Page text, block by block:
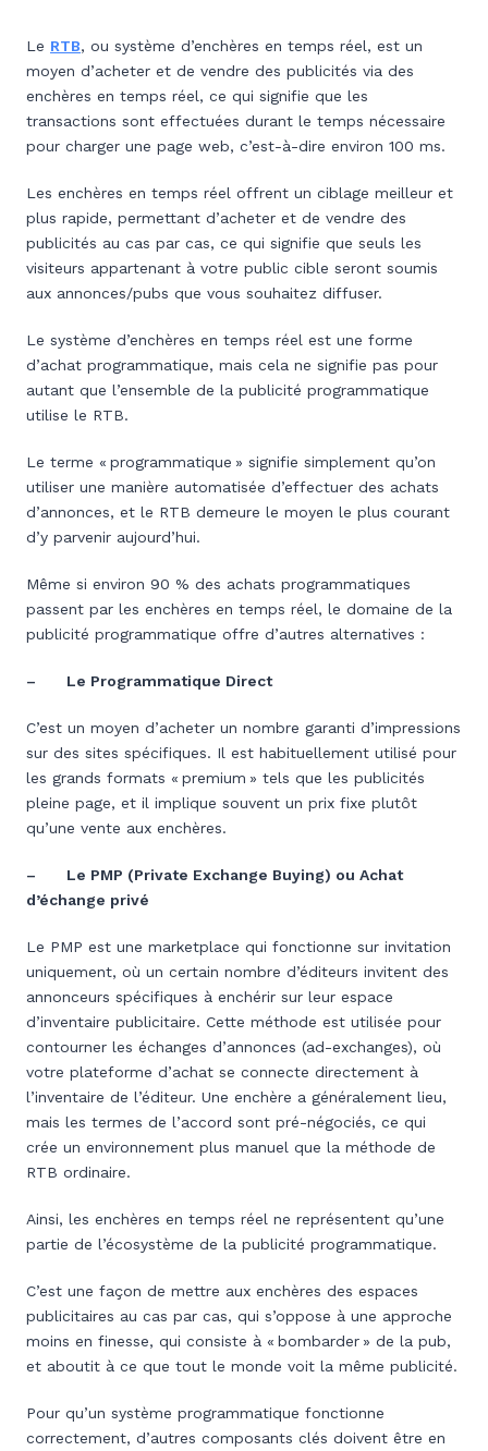
Le RTB, ou système d’enchères en temps réel, est un
moyen d’acheter et de vendre des publicités via des
enchères en temps réel, ce qui signifie que les
transactions sont effectuées durant le temps nécessaire
pour charger une page web, c’est-à-dire environ 100 ms.
Les enchères en temps réel offrent un ciblage meilleur et
plus rapide, permettant d’acheter et de vendre des
publicités au cas par cas, ce qui signifie que seuls les
visiteurs appartenant à votre public cible seront soumis
aux annonces/pubs que vous souhaitez diffuser.
Le système d’enchères en temps réel est une forme
d’achat programmatique, mais cela ne signifie pas pour
autant que l’ensemble de la publicité programmatique
utilise le RTB.
Le terme « programmatique » signifie simplement qu’on
utiliser une manière automatisée d’effectuer des achats
d’annonces, et le RTB demeure le moyen le plus courant
d’y parvenir aujourd’hui.
Même si environ 90 % des achats programmatiques
passent par les enchères en temps réel, le domaine de la
publicité programmatique offre d’autres alternatives :
– Le Programmatique Direct
C’est un moyen d’acheter un nombre garanti d’impressions
sur des sites spécifiques. Il est habituellement utilisé pour
les grands formats « premium » tels que les publicités
pleine page, et il implique souvent un prix fixe plutôt
qu’une vente aux enchères.
– Le PMP (Private Exchange Buying) ou Achat
d’échange privé
Le PMP est une marketplace qui fonctionne sur invitation
uniquement, où un certain nombre d’éditeurs invitent des
annonceurs spécifiques à enchérir sur leur espace
d’inventaire publicitaire. Cette méthode est utilisée pour
contourner les échanges d’annonces (ad-exchanges), où
votre plateforme d’achat se connecte directement à
l’inventaire de l’éditeur. Une enchère a généralement lieu,
mais les termes de l’accord sont pré-négociés, ce qui
crée un environnement plus manuel que la méthode de
RTB ordinaire.
Ainsi, les enchères en temps réel ne représentent qu’une
partie de l’écosystème de la publicité programmatique.
C’est une façon de mettre aux enchères des espaces
publicitaires au cas par cas, qui s’oppose à une approche
moins en finesse, qui consiste à « bombarder » de la pub,
et aboutit à ce que tout le monde voit la même publicité.
Pour qu’un système programmatique fonctionne
correctement, d’autres composants clés doivent être en